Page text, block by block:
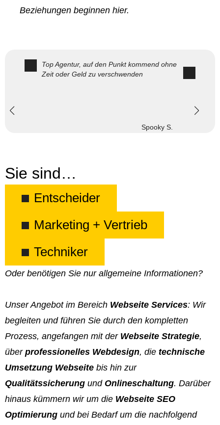
Beziehungen beginnen hier.
Top Agentur, auf den Punkt kommend ohne
Zeit oder Geld zu verschwenden
Spooky S.
Sie sind…
Entscheider
Marketing + Vertrieb
Techniker
Oder benötigen Sie nur allgemeine Informationen?
Unser Angebot im Bereich Webseite Services: Wir
begleiten und führen Sie durch den kompletten
Prozess, angefangen mit der Webseite Strategie,
überprofessionelles Webdesign, die technische
Umsetzung Webseite bis hin zur
Qualitätssicherung und Onlineschaltung. Darüber
hinaus kümmern wir um die Webseite SEO
Optimierung und bei Bedarf um die nachfolgend